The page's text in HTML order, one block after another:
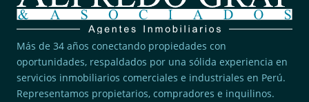
Más de 34 años conectando propiedades con
oportunidades, respaldados por una sólida experiencia en
servicios inmobiliarios comerciales e industriales en Perú.
Representamos propietarios, compradores e inquilinos.